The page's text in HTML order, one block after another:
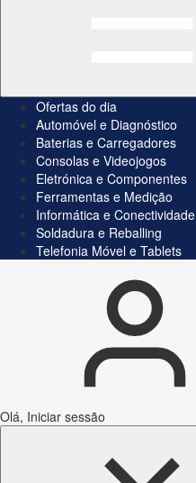
Ofertas do dia
Automóvel e Diagnóstico
Baterias e Carregadores
Consolas e Videojogos
Eletrónica e Componentes
Ferramentas e Medição
Informática e Conectividade
Soldadura e Reballing
Telefonia Móvel e Tablets
Olá, Iniciar sessão